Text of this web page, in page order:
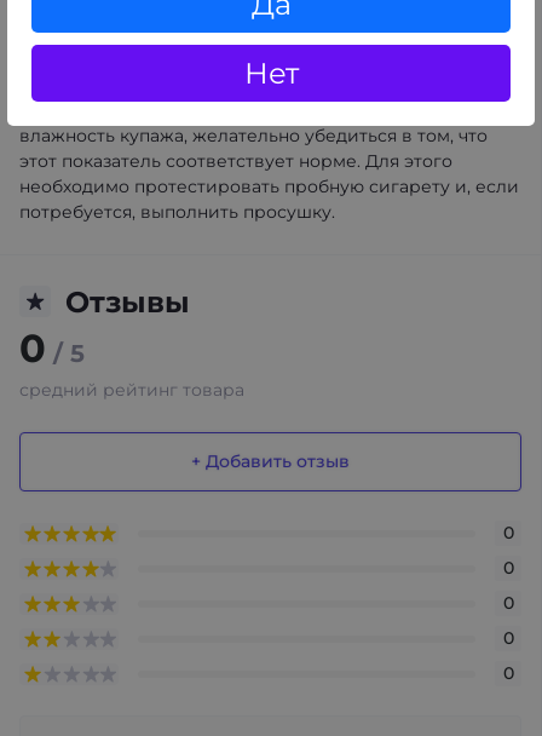
Нет
Выдержка. Она нужна для пропитки. Продукт
помещается в закрытую емкость, и находится в
ней на протяжении как минимум 2-3 часов.
Для полноты эффекта смесь рекомендуется выдержать
влажность купажа, желательно убедиться в том, что
этот показатель соответствует норме. Для этого
необходимо протестировать пробную сигарету и, если
потребуется, выполнить просушку.
Отзывы
0 / 5
средний рейтинг товара
+ Добавить отзыв
0
0
0
0
0